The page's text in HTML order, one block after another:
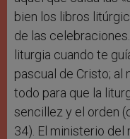
bien los libros
de las
liturgia cuando te
pascual de Cristo;
todo para que la
sencillez y el orden
34). El ministerio del